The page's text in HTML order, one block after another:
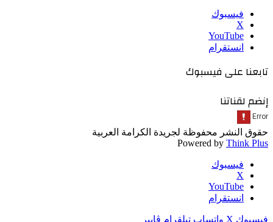
فيسبوك
‫X
‫YouTube
انستقرام
تابعنا على فيسبوك
إنضم لقناتنا
حقوق النشر محفوظة لجريدة الكرامة العربية
Powered by Think Plus
فيسبوك
‫X
‫YouTube
انستقرام
فيسبوك ‫X واتساب تيلقرام ڤايبر